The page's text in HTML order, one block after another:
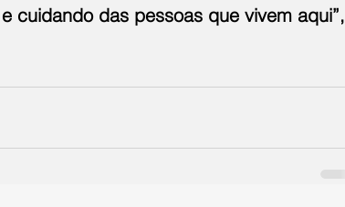
cuidando das pessoas que vivem aqui”,